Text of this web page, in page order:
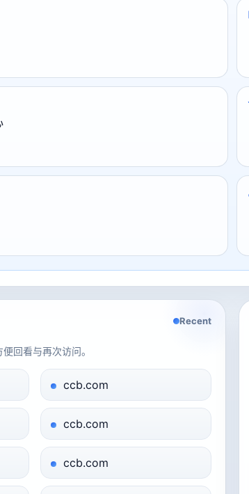
回看与再次访问。
Recent
ccb.com
ccb.com
ccb.com